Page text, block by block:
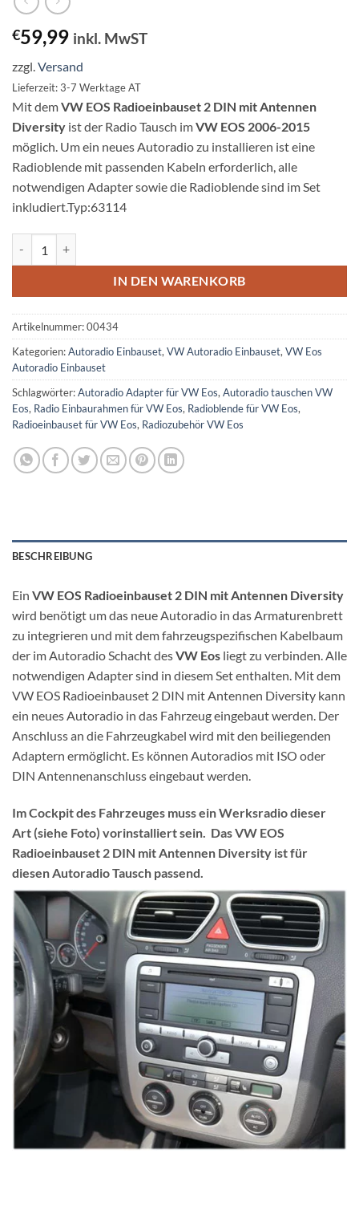
€59,99 inkl. MwST
zzgl.Versand
Lieferzeit: 3-7 Werktage AT
Mit demVW EOS Radioeinbauset 2 DIN mit Antennen
Diversity ist der Radio Tausch imVW EOS 2006-2015
möglich. Um ein neues Autoradio zu installieren ist eine
Radioblende mit passenden Kabeln erforderlich, alle
notwendigen Adapter sowie die Radioblende sind im Set
inkludiert.Typ:63114
IN DEN WARENKORB
Artikelnummer:00434
Kategorien:Autoradio Einbauset, VW Autoradio Einbauset, VW Eos
Autoradio Einbauset
Schlagwörter:Autoradio Adapter für VW Eos, Autoradio tauschen VW
Eos, Radio Einbaurahmen für VW Eos, Radioblende für VW Eos,
Radioeinbauset für VW Eos, Radiozubehör VW Eos
BESCHREIBUNG
Ein VW EOS Radioeinbauset 2 DIN mit Antennen Diversity
wird benötigt um das neue Autoradio in das Armaturenbrett
zu integrieren und mit dem fahrzeugspezifischen Kabelbaum
der im Autoradio Schacht desVW Eos liegt zu verbinden. Alle
notwendigen Adapter sind in diesem Set enthalten. Mit dem
VW EOS Radioeinbauset 2 DIN mit Antennen Diversity kann
ein neues Autoradio in das Fahrzeug eingebaut werden. Der
Anschluss an die Fahrzeugkabel wird mit den beiliegenden
Adaptern ermöglicht. Es können Autoradios mit ISO oder
DIN Antennenanschluss eingebaut werden.
Im Cockpit des Fahrzeuges muss ein Werksradio dieser
Art (siehe Foto) vorinstalliert sein. Das VW EOS
Radioeinbauset 2 DIN mit Antennen Diversity ist für
diesen Autoradio Tausch passend.